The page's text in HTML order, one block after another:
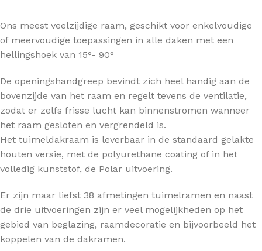
Ons meest veelzijdige raam, geschikt voor enkelvoudige
of meervoudige toepassingen in alle daken met een
hellingshoek van 15°- 90°
De openingshandgreep bevindt zich heel handig aan de
bovenzijde van het raam en regelt tevens de ventilatie,
zodat er zelfs frisse lucht kan binnenstromen wanneer
het raam gesloten en vergrendeld is.
Het tuimeldakraam is leverbaar in de standaard gelakte
houten versie, met de polyurethane coating of in het
volledig kunststof, de Polar uitvoering.
Er zijn maar liefst 38 afmetingen tuimelramen en naast
de drie uitvoeringen zijn er veel mogelijkheden op het
gebied van beglazing, raamdecoratie en bijvoorbeeld het
koppelen van de dakramen.